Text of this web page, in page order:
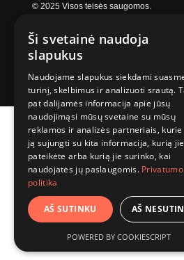
© 2025 Visos teisės saugomos.
Ši svetainė naudoja
slapukus
Naudojame slapukus siekdami
turinį, skelbimus ir analizuoti srautą.
pat dalijamės informacija apie jūsų
naudojimąsi mūsų svetaine su mūsų
reklamos ir analizės partneriais, kurie
ją sujungti su kita informacija, kurią
pateikėte arba kurią jie surinko, kai
naudojatės jų paslaugomis. Privatumo
politika
AŠ SUTINKU AŠ
POWERED BY COOKIESCRIPT